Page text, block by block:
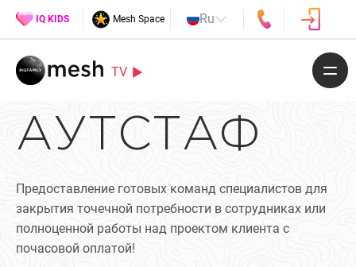
IQ KIDS Mesh Space Ru
TV
АУТСТАФ
Предоставление готовых команд специалистов для
закрытия точечной потребности в сотрудниках или
полноценной работы над проектом клиента с
почасовой оплатой!